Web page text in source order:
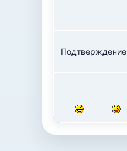
Подтверждение